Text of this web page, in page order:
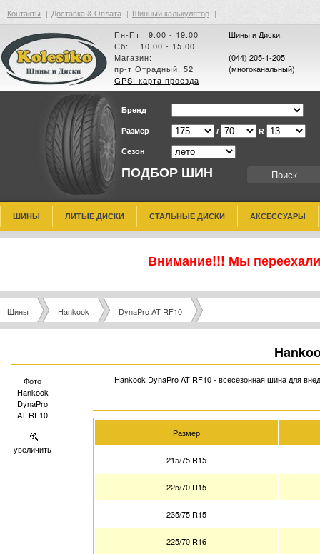
Контакты | Доставка & Оплата | Шинный калькулятор |
Пн-Пт: 9.00 - 19.00
Сб: 10.00 - 15.00
Магазин:
пр-т Отрадный, 52
GPS: карта проезда
Шины и Диски:
(044) 205-1-205
(многоканальный)
ПОДБОР ШИН
Бренд
Размер / R
Сезон
ШИНЫ ЛИТЫЕ ДИСКИ СТАЛЬНЫЕ ДИСКИ АКСЕССУАРЫ
Внимание!!! Мы
Шины Hankook DynaPro AT RF10
Фото
Hankook
DynaPro
AT RF10
увеличить
Hankook DynaPro AT RF10 - всесезонная шина для
Размер
215/75 R15
225/70 R15
235/75 R15
225/70 R16